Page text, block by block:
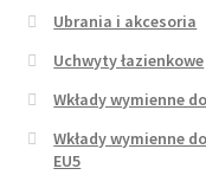
Ubrania i akcesoria
Uchwyty łazienkowe
Wkłady wymienne
Wkłady wymienne
EU5